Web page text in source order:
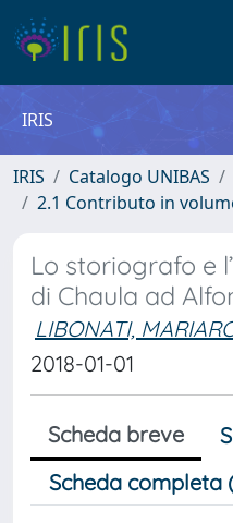
IRIS
IRIS Catalogo UNIBAS
2.1 Contributo in
Lo storiografo e
di Chaula ad
LIBONATI,
2018-01-01
Scheda breve
Scheda completa